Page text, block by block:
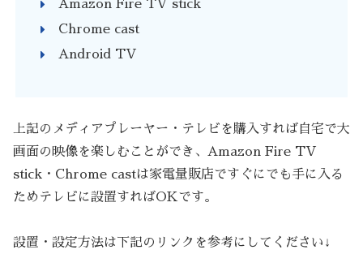
Amazon Fire TV stick
Chrome cast
Android TV
上記のメディアプレーヤー・テレビを購入すれば自宅で大
画面の映像を楽しむことができ、Amazon Fire TV
stick・Chrome castは家電量販店ですぐにでも手に入る
ためテレビに設置すればOKです。
設置・設定方法は下記のリンクを参考にしてください↓